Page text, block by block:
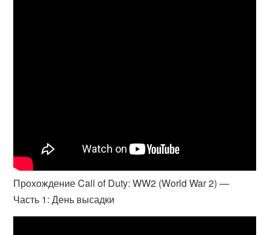
Прохождение Call of Duty: WW2 (World War 2) —
Часть 1: День высадки